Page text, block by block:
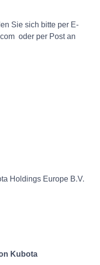
Sie sich bitte per E-
oder per Post an
Holdings Europe B.V.
Kubota